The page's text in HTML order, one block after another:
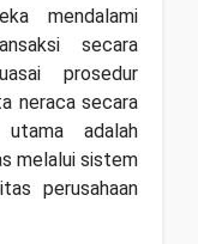
mendalami
secara
prosedur
neraca secara
adalah
melalui sistem
perusahaan